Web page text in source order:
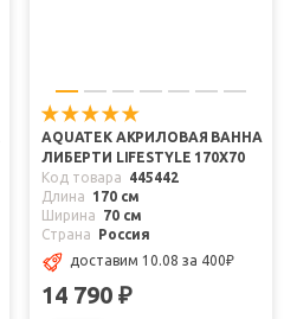
AQUATEK АКРИЛОВАЯ ВАННА
ЛИБЕРТИ LIFESTYLE 170Х70
Код товара
445442
Длина
170 см
Ширина
70 см
Страна
Россия
доставим 10.08 за 400₽
14 790 ₽